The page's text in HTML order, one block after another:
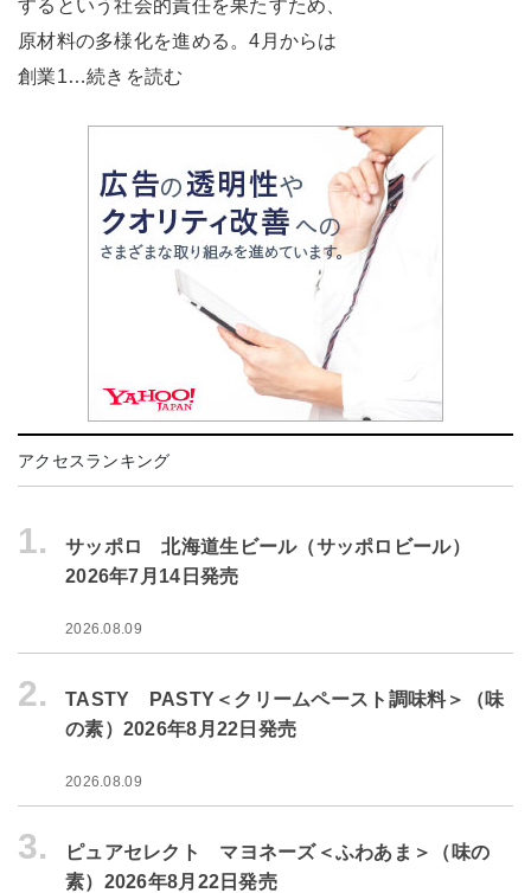
するという社会的責任を果たすため、
原材料の多様化を進める。4月からは
創業1…続きを読む
アクセスランキング
1.
サッポロ 北海道生ビール（サッポロビール）
2026年7月14日発売
2026.08.09
2.
TASTY PASTY＜クリームペースト調味料＞（味
の素）2026年8月22日発売
2026.08.09
3.
ピュアセレクト マヨネーズ＜ふわあま＞（味の
素）2026年8月22日発売